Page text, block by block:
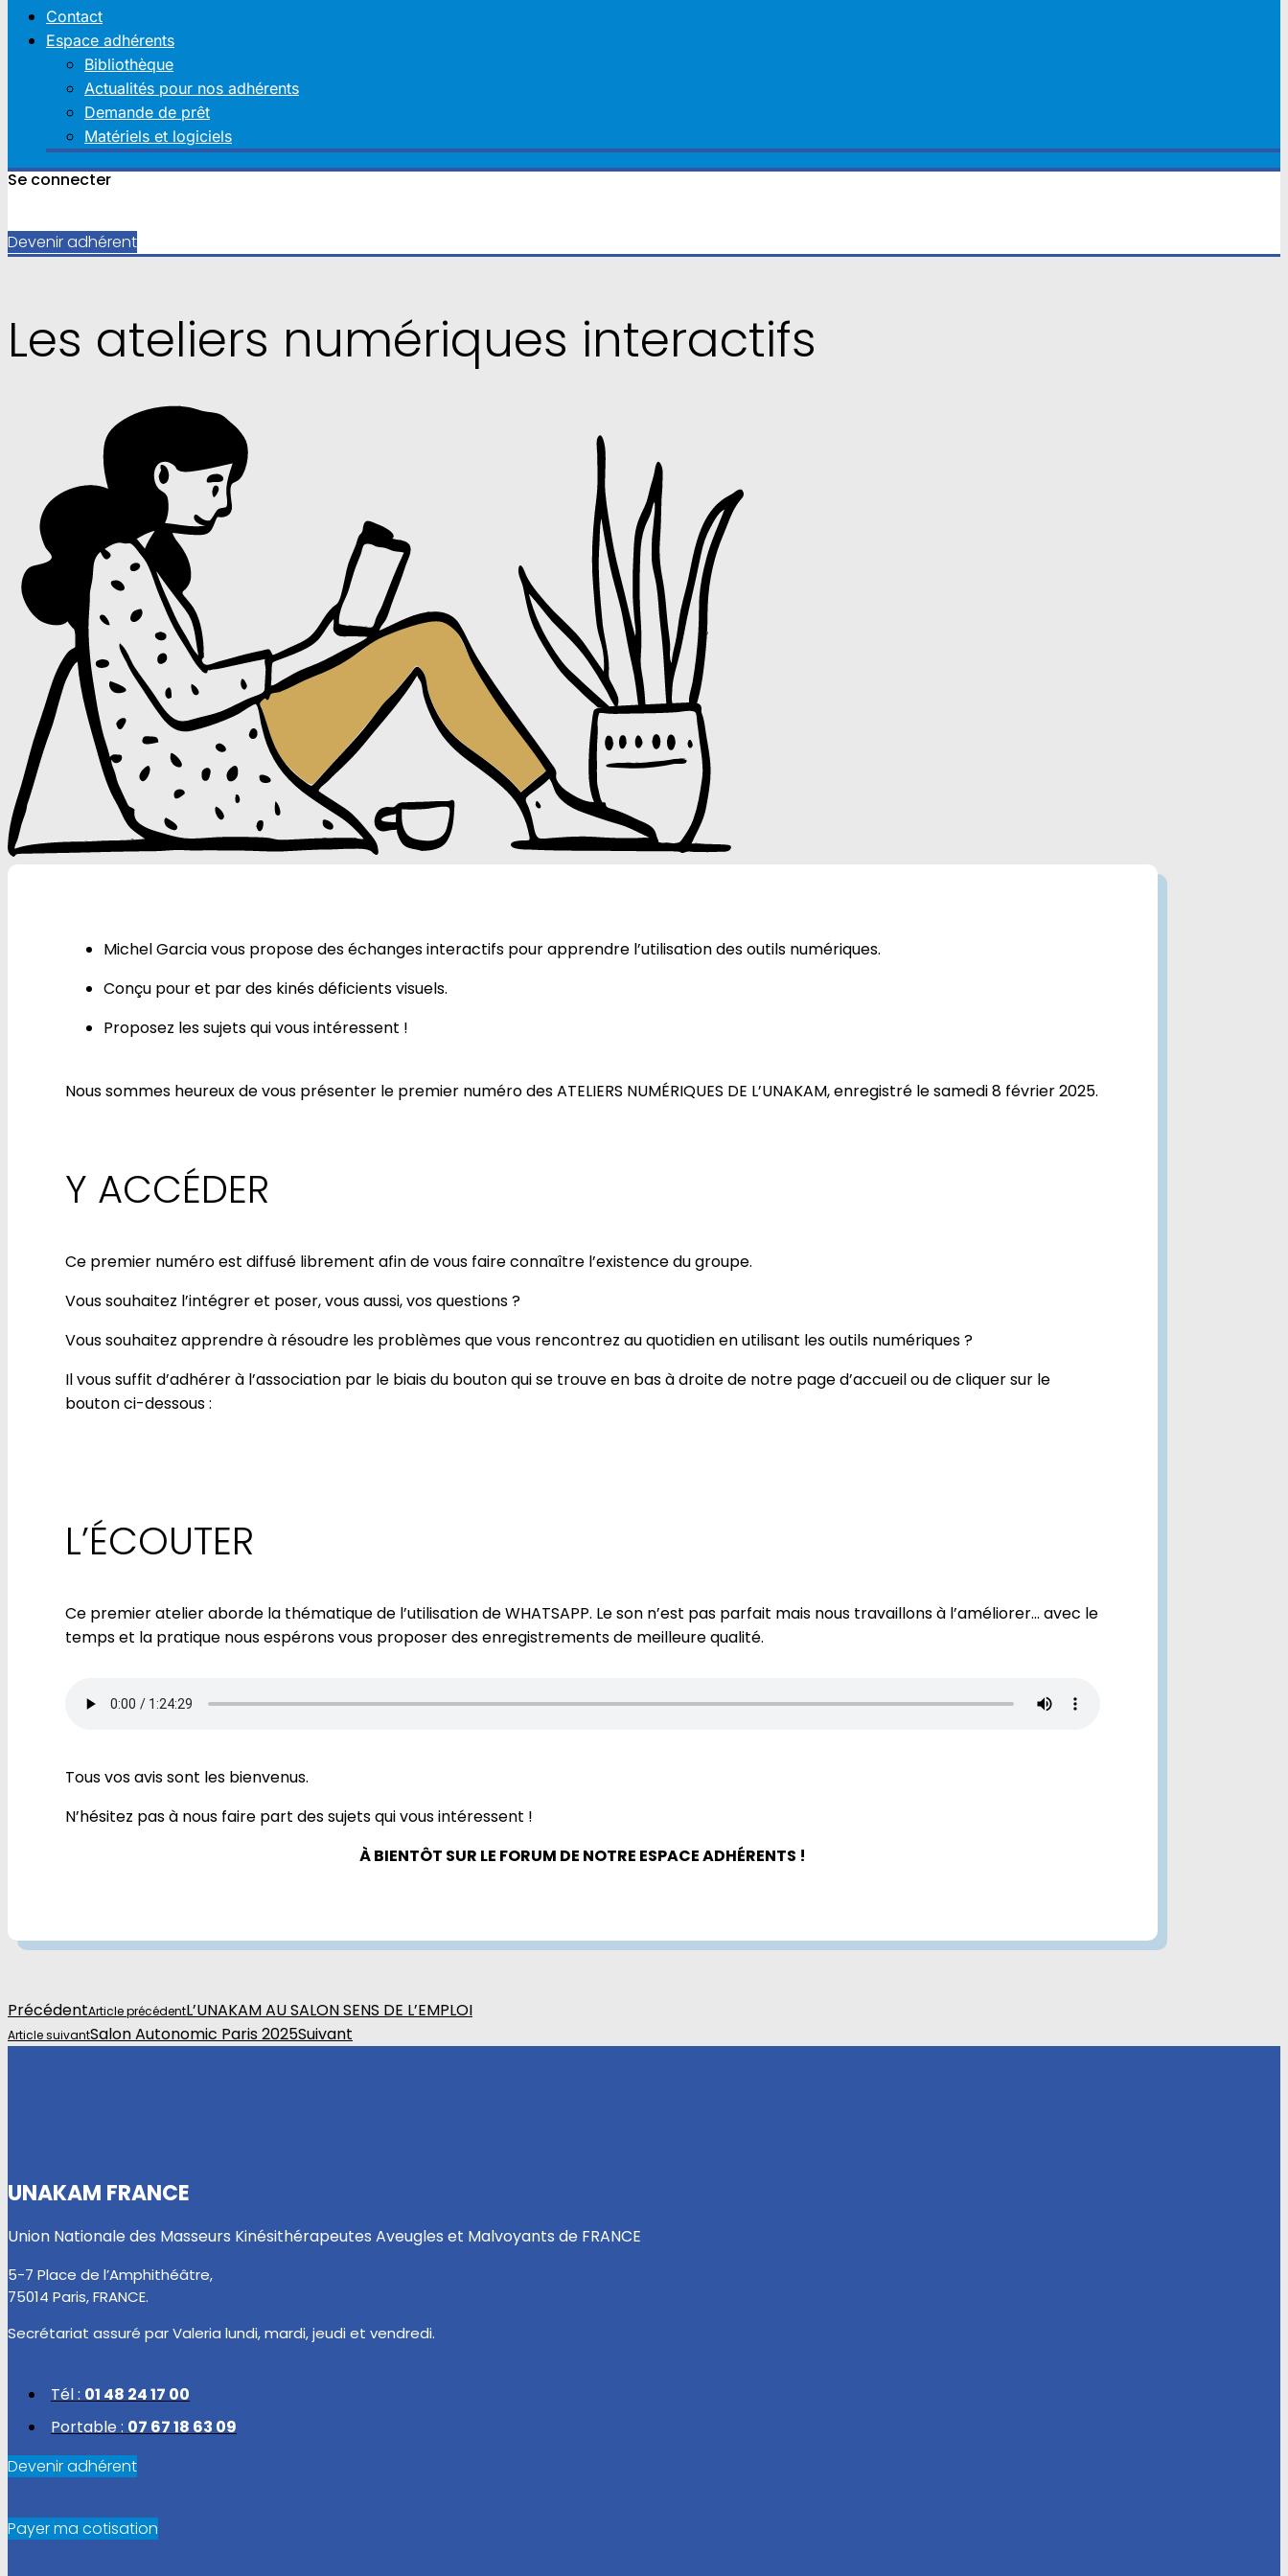
Contact
Espace adhérents
Bibliothèque
Actualités pour nos adhérents
Demande de prêt
Matériels et logiciels
Se connecter
Devenir adhérent
Les ateliers numériques interactifs
Michel Garcia vous propose des échanges interactifs pour apprendre l’utilisation des outils numériques.
Conçu pour et par des kinés déficients visuels.
Proposez les sujets qui vous intéressent !
Nous sommes heureux de vous présenter le premier numéro des ATELIERS NUMÉRIQUES DE L’UNAKAM, enregistré le samedi 8 février 2025.
Y ACCÉDER
Ce premier numéro est diffusé librement afin de vous faire connaître l’existence du groupe.
Vous souhaitez l’intégrer et poser, vous aussi, vos questions ?
Vous souhaitez apprendre à résoudre les problèmes que vous rencontrez au quotidien en utilisant les outils numériques ?
Il vous suffit d’adhérer à l’association par le biais du bouton qui se trouve en bas à droite de notre page d’accueil ou de cliquer sur le
bouton ci-dessous :
L’ÉCOUTER
Ce premier atelier aborde la thématique de l’utilisation de WHATSAPP. Le son n’est pas parfait mais nous travaillons à l’améliorer… avec le
temps et la pratique nous espérons vous proposer des enregistrements de meilleure qualité.
Tous vos avis sont les bienvenus.
N’hésitez pas à nous faire part des sujets qui vous intéressent !
À BIENTÔT SUR LE FORUM DE NOTRE ESPACE ADHÉRENTS !
PrécédentArticle précédentL’UNAKAM AU SALON SENS DE L’EMPLOI
Article suivantSalon Autonomic Paris 2025Suivant
UNAKAM FRANCE
Union Nationale des Masseurs Kinésithérapeutes Aveugles et Malvoyants de FRANCE
5-7 Place de l’Amphithéâtre,
75014 Paris, FRANCE.
Secrétariat assuré par Valeria lundi, mardi, jeudi et vendredi.
Tél : 01 48 24 17 00
Portable : 07 67 18 63 09
Devenir adhérent
Payer ma cotisation